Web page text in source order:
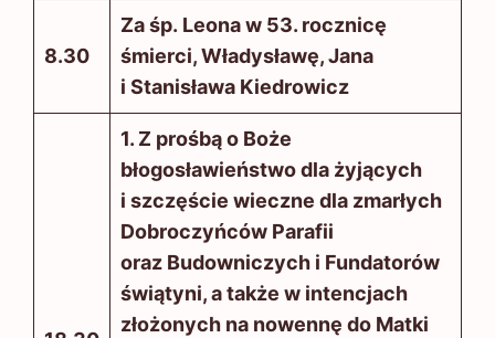
8.30
Za śp. Leona w 53. rocznicę
śmierci, Władysławę, Jana
i Stanisława Kiedrowicz
1. Z prośbą o Boże
błogosławieństwo dla żyjących
i szczęście wieczne dla zmarłych
Dobroczyńców Parafii
oraz Budowniczych i Fundatorów
świątyni, a także w intencjach
złożonych na nowennę do Matki